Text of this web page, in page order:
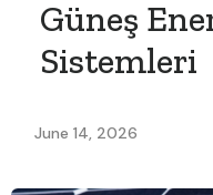
Güneş
Sistemleri
June 14, 2026